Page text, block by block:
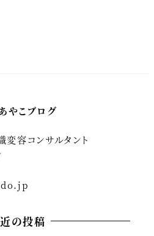
やこブログ
変容コンサルタント
の投稿